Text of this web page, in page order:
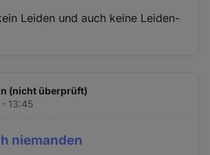
Leiden und auch keine Leiden-
(nicht überprüft)
13:45
niemanden